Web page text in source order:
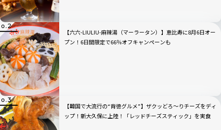
【六六-LIULIU-麻辣湯（マーラータン）】恵比寿に8月6日オー
プン！6日間限定で66％オフキャンペーンも
【韓国で大流行の“背徳グルメ”】ザクッどろ～りチーズをディ
ップ！新大久保に上陸！「レッドチーズスティック」を実食